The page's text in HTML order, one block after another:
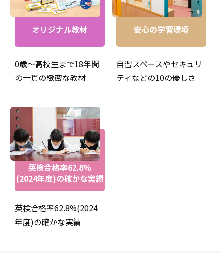
幼児クラス☆先生はハローソングからノリノリで楽しい♪
高学年クラス☆外国人の先生とも英語で話せるよ！
オリジナル教材
0歳～高校生まで18年間
の一貫の緻密な教材
安心の学習環境
自習スペースやセキュリ
ティなどの10の優しさ
英検合格率62.8%
(2024年度)の確かな実績
英検合格率62.8%(2024
年度)の確かな実績